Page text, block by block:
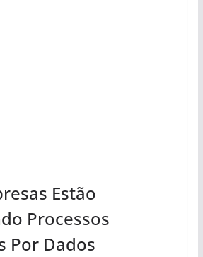
Estão
Processos
Por Dados